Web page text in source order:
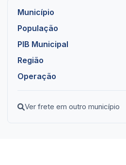
Município
População
PIB Municipal
Região
Operação
Ver frete em outro município